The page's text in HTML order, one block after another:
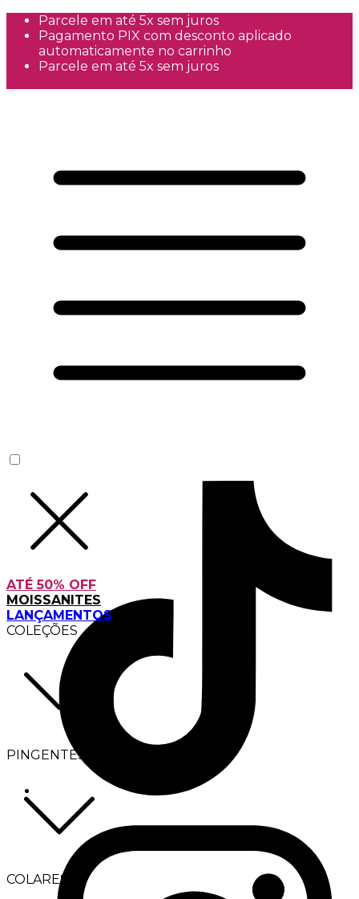
Parcele em até 5x sem juros
Pagamento PIX com desconto aplicado
automaticamente no carrinho
Parcele em até 5x sem juros
ATÉ 50% OFF
MOISSANITES
LANÇAMENTOS
COLEÇÕES
PINGENTES
COLARES